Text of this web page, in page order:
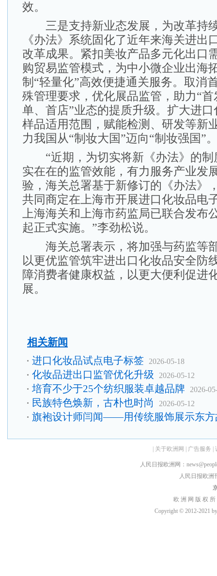
效。
三是支持新业态发展，为改革持
《办法》系统固化了近年来海关进出
改革成果。紧扣美妆产品多元化出口
购贸易监管模式，为中小微企业出海
制“轻量化”高效便捷通关服务。取消
殊管理要求，优化展品监管，助力“
单、首店”业态的提质升级。扩大进
样品适用范围，赋能检测、研发等新
力我国从“制妆大国”迈向“制妆强国”
“近期，为切实将新《办法》的制
实在在的监管效能，有力服务产业发
验，海关总署基于新修订的《办法》
共同商定在上海市开展进口化妆品电
上海海关和上海市药监局已联合发布
起正式实施。”李劲松说。
海关总署表示，将加强与药监等
以更优监管筑牢进出口化妆品安全防
障消费者健康权益，以更大便利促进
展。
相关新闻
进口化妆品试点电子标签 2026-05-18
化妆品进出口监管优化升级 2026-05-12
培育不少于25个纺织服装卓越品牌 2026-
民族特色焕新，古朴也时尚 2026-05-12
旗袍设计师闫闻——用传统服饰展示东方
关于欧洲网 广告服务
人民日报欧洲网：
人民日报欧洲
欧 洲 网 版 权
Copyright © 2012-2021